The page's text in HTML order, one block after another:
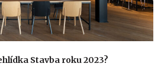
Stavba roku 2023?